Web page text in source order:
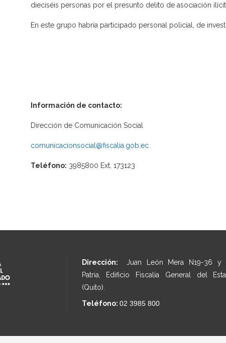
dieciséis personas por el presunto delito de asociación
En este grupo habría participado personal policial, de
Información de contacto:
Dirección de Comunicación Social
comunicacionsocial@fiscalia.gob.ec
Teléfono: 3985800 Ext. 173123
Dirección: Juan León Mera N19-36 y
Patria, Edificio Fiscalía General del
(Quito).
Teléfono: 02 3985 800